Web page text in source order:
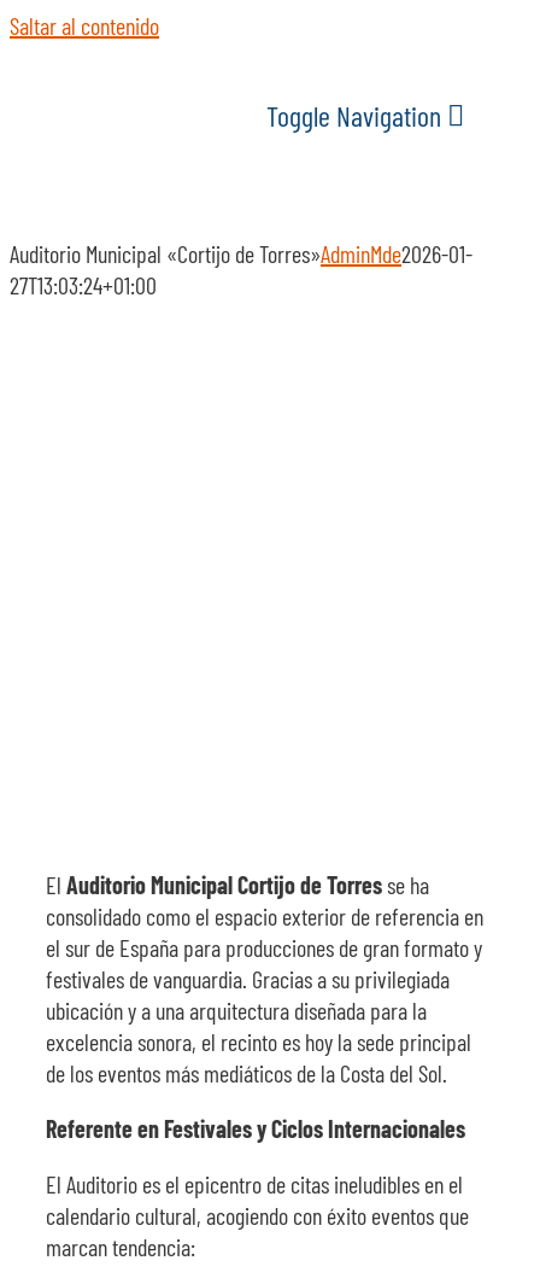
Saltar al contenido
Toggle Navigation
Auditorio Municipal «Cortijo de Torres»AdminMde2026-01-
27T13:03:24+01:00
El Auditorio Municipal Cortijo de Torresse ha
consolidado como el espacio exterior de referencia en
el sur de España para producciones de gran formato y
festivales de vanguardia. Gracias a su privilegiada
ubicación y a una arquitectura diseñada para la
excelencia sonora, el recinto es hoy la sede principal
de los eventos más mediáticos de la Costa del Sol.
Referente en Festivales y Ciclos Internacionales
El Auditorio es el epicentro de citas ineludibles en el
calendario cultural, acogiendo con éxito eventos que
marcan tendencia: